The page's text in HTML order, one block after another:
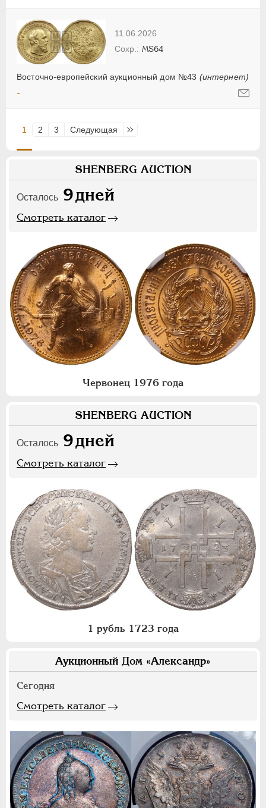
11.06.2026
Восточно-европейский аукционный дом №43 (интернет)
MS64
-
1 2 3 Следующая Последняя
SHENBERG AUCTION
Осталось 9дней
Смотреть каталог
Червонец 1976 года
SHENBERG AUCTION
Осталось 9дней
Смотреть каталог
1 рубль 1723 года
Аукционный Дом «Александр»
Сегодня
Смотреть каталог